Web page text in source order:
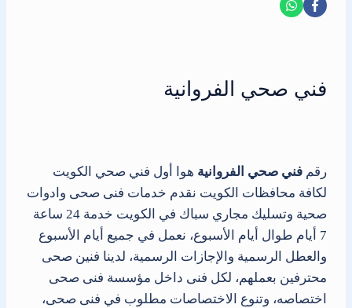
فني صحي الفروانية
رقم فني صحي الفروانية هوا أول فني صحي الكويت
لكافة محافظات الكويت نقدم خدمات فنى صحى وادوات
صحية وتسليك مجاري سباك في الكويت خدمة 24 ساعة
7 أيام طوال أيام الأسبوع، نعمل في جميع أيام الأسبوع
والعطل الرسمية والإجازات الرسمية، لدينا فنين صحى
محترفين بعملهم، لكل فنى داخل مؤسسة فنى صحى
اختصاصه، وتنوع الاختصاصات مطلوب في فنى صحى،